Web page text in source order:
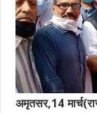
अमृतसर,14